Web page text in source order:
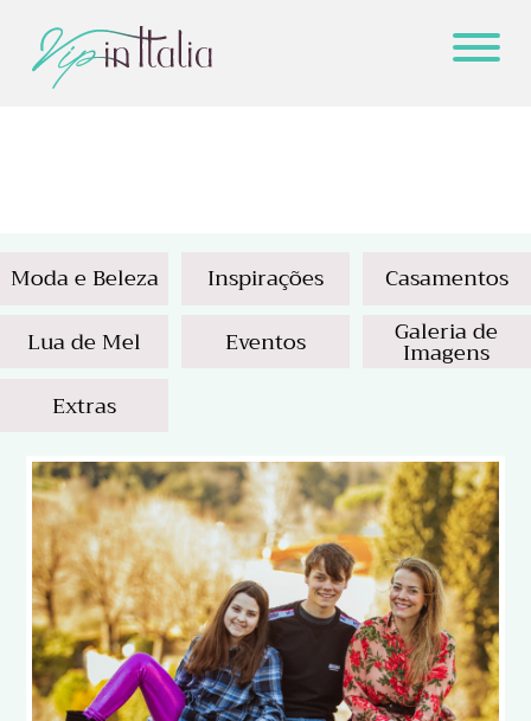
Moda e Beleza Inspirações
Casamentos
Lua de Mel
Eventos Galeria de
Imagens
Extras